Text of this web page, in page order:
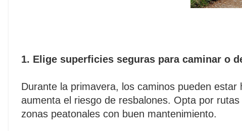
1. Elige superficies seguras para caminar o
Durante la primavera, los caminos pueden
aumenta el riesgo de resbalones. Opta por
zonas peatonales con buen mantenimiento.